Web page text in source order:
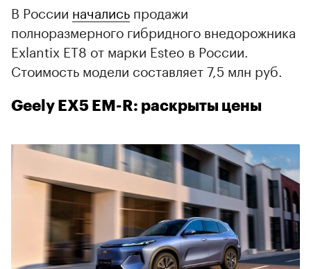
В России начались продажи
полноразмерного гибридного внедорожника
Exlantix ET8 от марки Esteo в России.
Стоимость модели составляет 7,5 млн руб.
Geely EX5 EM-R: раскрыты цены